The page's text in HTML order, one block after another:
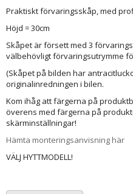
Praktiskt förvaringsskåp, med
Höjd = 30cm
Skåpet är försett med 3
välbehövligt förvaringsutrymme
(Skåpet på bilden har
originalinredningen i bilen.
Kom ihåg att färgerna på
överens med färgerna på
skärminställningar!
Hämta monteringsanvisning här
VÄLJ HYTTMODELL!